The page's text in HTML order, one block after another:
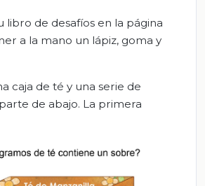
libro de desafíos en la página
a la mano un lápiz, goma y
caja de té y una serie de
de abajo. La primera